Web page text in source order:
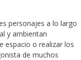
personajes a lo largo
y ambientan
espacio o realizar los
de muchos